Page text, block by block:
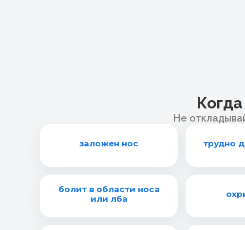
Не
заложен нос трудно
болит в области носа
или лба